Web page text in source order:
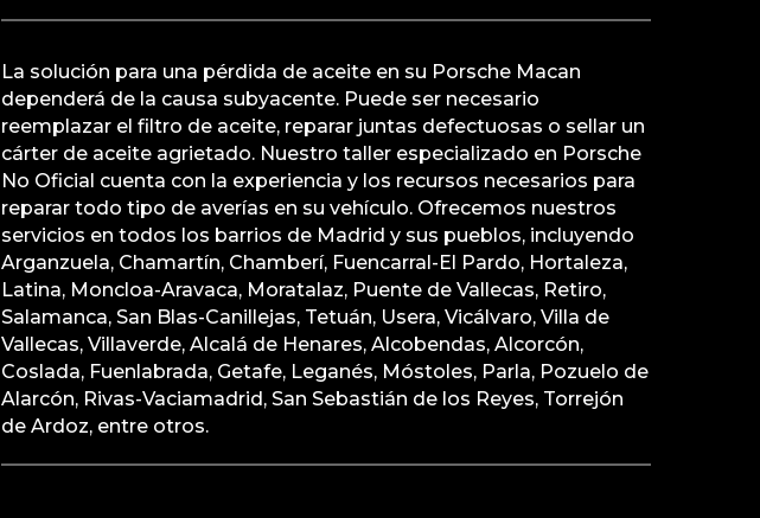
La solución para una pérdida de aceite en su Porsche Macan
dependerá de la causa subyacente. Puede ser necesario
reemplazar el filtro de aceite, reparar juntas defectuosas o sellar un
cárter de aceite agrietado. Nuestro taller especializado en Porsche
No Oficial cuenta con la experiencia y los recursos necesarios para
reparar todo tipo de averías en su vehículo. Ofrecemos nuestros
servicios en todos los barrios de Madrid y sus pueblos, incluyendo
Arganzuela, Chamartín, Chamberí, Fuencarral-El Pardo, Hortaleza,
Latina, Moncloa-Aravaca, Moratalaz, Puente de Vallecas, Retiro,
Salamanca, San Blas-Canillejas, Tetuán, Usera, Vicálvaro, Villa de
Vallecas, Villaverde, Alcalá de Henares, Alcobendas, Alcorcón,
Coslada, Fuenlabrada, Getafe, Leganés, Móstoles, Parla, Pozuelo de
Alarcón, Rivas-Vaciamadrid, San Sebastián de los Reyes, Torrejón
de Ardoz, entre otros.